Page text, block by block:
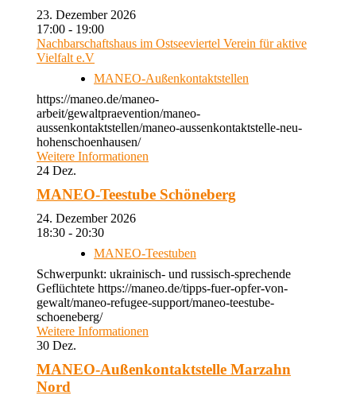
23. Dezember 2026
17:00 - 19:00
Nachbarschaftshaus im Ostseeviertel Verein für aktive
Vielfalt e.V
MANEO-Außenkontaktstellen
https://maneo.de/maneo-
arbeit/gewaltpraevention/maneo-
aussenkontaktstellen/maneo-aussenkontaktstelle-neu-
hohenschoenhausen/
Weitere Informationen
24 Dez.
MANEO-Teestube Schöneberg
24. Dezember 2026
18:30 - 20:30
MANEO-Teestuben
Schwerpunkt: ukrainisch- und russisch-sprechende
Geflüchtete https://maneo.de/tipps-fuer-opfer-von-
gewalt/maneo-refugee-support/maneo-teestube-
schoeneberg/
Weitere Informationen
30 Dez.
MANEO-Außenkontaktstelle Marzahn
Nord